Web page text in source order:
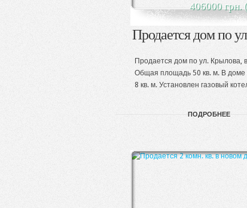
406000 грн.
Продается дом по
Продается дом по ул. Крылова,
Общая площадь 50 кв. м. В доме
8 кв. м. Установлен газовый
ПОДРОБНЕЕ